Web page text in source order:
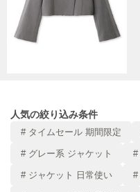
Mila Owen
ミラオーウェン
NEW Balance
人気の絞り込み条件
# タイムセール 期間限定
# グレー系 ジャケット #
# ジャケット 日常使い #